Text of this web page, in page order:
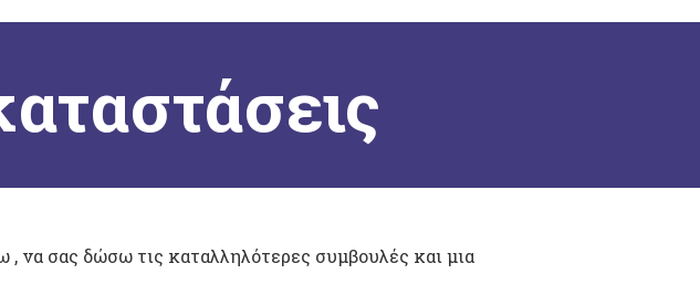
να σας δώσω τις καταλληλότερες συμβουλές και μια